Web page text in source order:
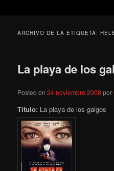
ARCHIVO DE LA ETIQUETA:
La playa de los
Posted on24 noviembre 2008 por
Título: La playa de los galgos